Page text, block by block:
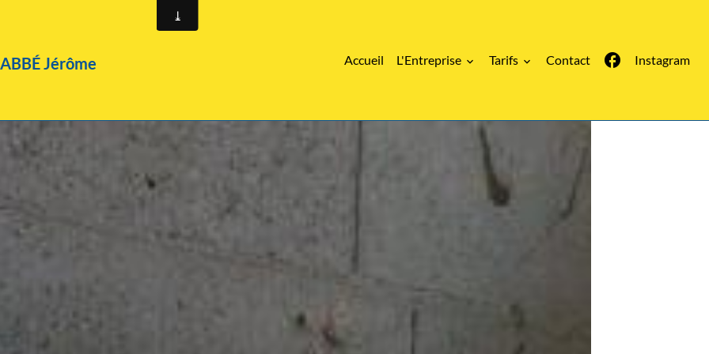
Jérôme Accueil L'Entreprise Tarifs Contact Instagram